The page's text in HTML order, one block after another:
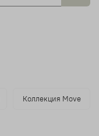
Коллекция Move